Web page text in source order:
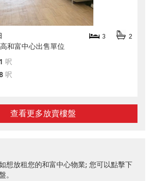
3 2
和富中心出售單位
呎
呎
查看更多放賣樓盤
想放租您的和富中心物業; 您可以點擊下
。